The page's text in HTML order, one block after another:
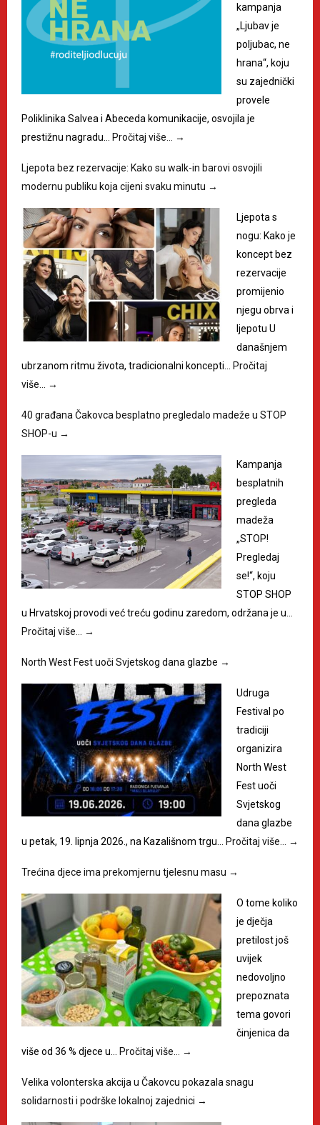
kampanja
„Ljubav je
poljubac, ne
hrana“, koju
su zajednički
provele
Poliklinika Salvea i Abeceda komunikacije, osvojila je
prestižnu nagradu…
Pročitaj više… →
Ljepota bez rezervacije: Kako su walk-in barovi osvojili
modernu publiku koja cijeni svaku minutu →
Ljepota s
nogu: Kako je
koncept bez
rezervacije
promijenio
njegu obrva i
ljepotu U
današnjem
ubrzanom ritmu života, tradicionalni koncepti…
Pročitaj
više…
→
40 građana Čakovca besplatno pregledalo madeže u STOP
SHOP-u →
Kampanja
besplatnih
pregleda
madeža
„STOP!
Pregledaj
se!“, koju
STOP SHOP
u Hrvatskoj provodi već treću godinu zaredom, održana je u…
Pročitaj više…
→
North West Fest uoči Svjetskog dana glazbe →
Udruga
Festival po
tradiciji
organizira
North West
Fest uoči
Svjetskog
dana glazbe
u petak, 19. lipnja 2026., na Kazališnom trgu…
Pročitaj više… →
Trećina djece ima prekomjernu tjelesnu masu →
O tome koliko
je dječja
pretilost još
uvijek
nedovoljno
prepoznata
tema govori
činjenica da
više od 36 % djece u…
Pročitaj više… →
Velika volonterska akcija u Čakovcu pokazala snagu
solidarnosti i podrške lokalnoj zajednici →